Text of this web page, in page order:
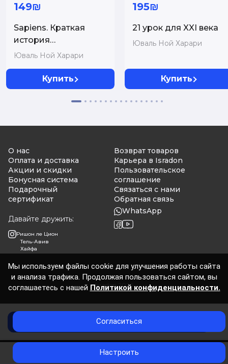
Добавить в корзину
149₪
Sapiens. Краткая
история
человечества (мяг)
Юваль Ной Харари
Купить
195₪
21 урок для XXI века
Юваль Ной Харари
Купить
О нас
Оплата и доставка
Акции и скидки
Бонусная система
Подарочный
сертификат
Давайте дружить:
Ришон ле Цион
Тель-Авив
Хайфа
Возврат товаров
Карьера в Isradon
Пользовательское
соглашение
Связаться с нами
Обратная связь
WhatsApp
Isradon 2026
Мы используем файлы cookie для улучшения работы сайта
и анализа трафика. Продолжая пользоваться сайтом, вы
соглашаетесь с нашей Политикой конфиденциальности.
Согласиться
Настроить